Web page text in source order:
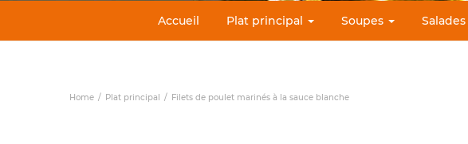
Accueil Plat principal Soupes Salades
Home Plat principal Filets de poulet marinés à la sauce blanche